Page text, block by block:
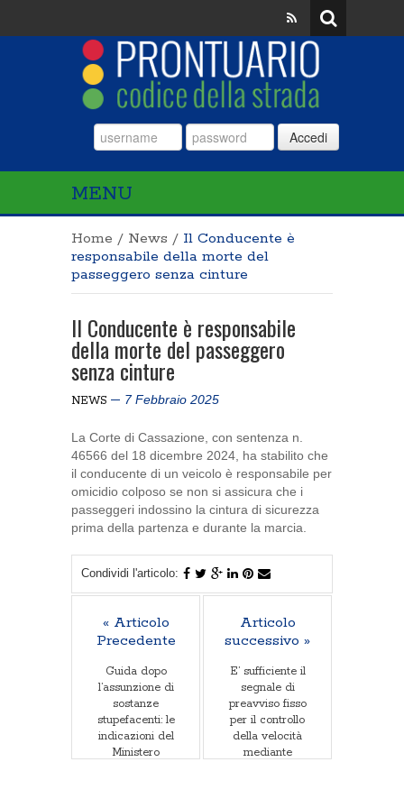
Accedi
MENU
Home / News / Il Conducente è
responsabile della morte del
passeggero senza cinture
Il Conducente è responsabile
della morte del passeggero
senza cinture
NEWS 7 Febbraio 2025
La Corte di Cassazione, con sentenza n.
46566 del 18 dicembre 2024, ha stabilito che
il conducente di un veicolo è responsabile per
omicidio colposo se non si assicura che i
passeggeri indossino la cintura di sicurezza
prima della partenza e durante la marcia.
Condividi l'articolo:
« Articolo
Precedente
Guida dopo
l’assunzione di
sostanze
stupefacenti: le
indicazioni del
Ministero
Articolo
successivo »
E’ sufficiente il
segnale di
preavviso fisso
per il controllo
della velocità
mediante